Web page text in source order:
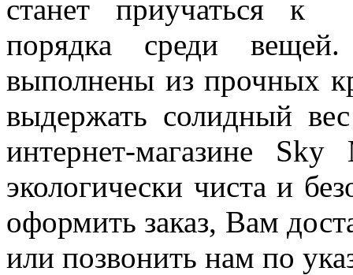
станет приучаться к
порядка среди
выполнены из прочных
выдержать солидный
интернет-магазине
экологически чиста и
оформить заказ, Вам
или позвонить нам по